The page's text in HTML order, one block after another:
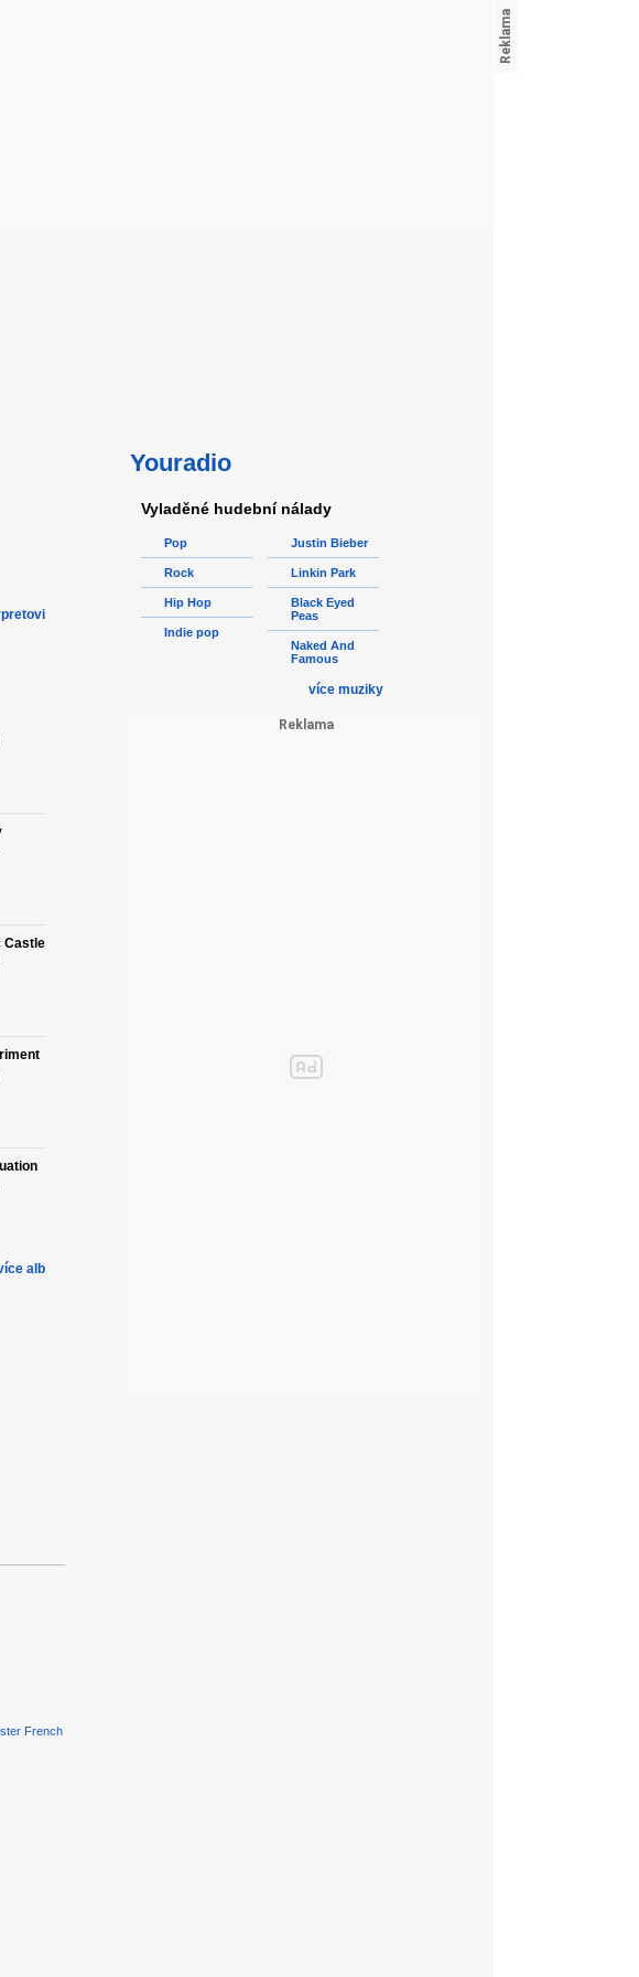
Castle
alb
French
Youradio
Vyladěné hudební nálady
Pop
Rock
Hip Hop
Indie pop
Justin Bieber
Linkin Park
Black Eyed
Peas
Naked And
Famous
více muziky